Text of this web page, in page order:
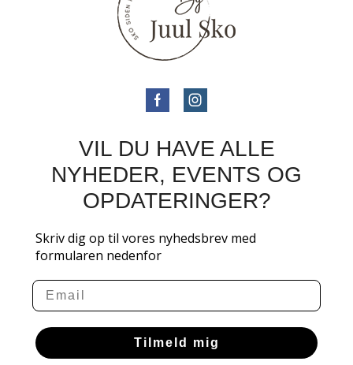
VIL DU HAVE ALLE
NYHEDER, EVENTS OG
OPDATERINGER?
Skriv dig op til vores nyhedsbrev med
formularen nedenfor
Email
Tilmeld mig